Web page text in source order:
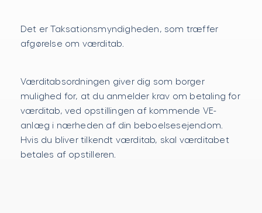
Det er Taksationsmyndigheden, som træffer
afgørelse om værditab.
Værditabsordningen giver dig som borger
mulighed for, at du anmelder krav om betaling for
værditab, ved opstillingen af kommende VE-
anlæg i nærheden af din beboelsesejendom.
Hvis du bliver tilkendt værditab, skal værditabet
betales af opstilleren.